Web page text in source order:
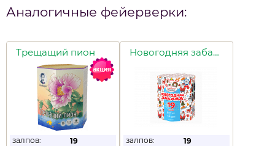
Аналогичные фейерверки:
Трещащий пион
залпов:
19
Новогодняя забава
залпов:
19